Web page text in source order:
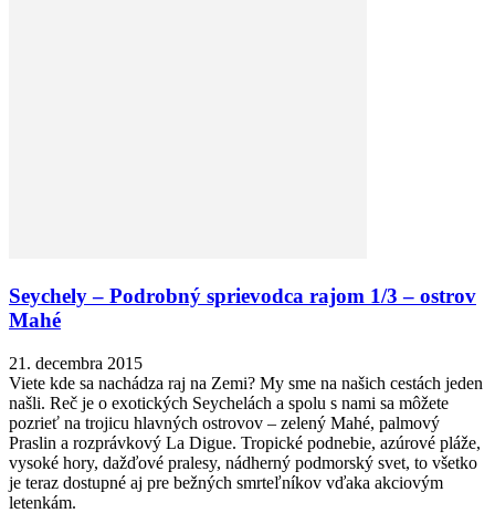
Seychely – Podrobný sprievodca rajom 1/3 – ostrov
Mahé
21. decembra 2015
Viete kde sa nachádza raj na Zemi? My sme na našich cestách jeden
našli. Reč je o exotických Seychelách a spolu s nami sa môžete
pozrieť na trojicu hlavných ostrovov – zelený Mahé, palmový
Praslin a rozprávkový La Digue. Tropické podnebie, azúrové pláže,
vysoké hory, dažďové pralesy, nádherný podmorský svet, to všetko
je teraz dostupné aj pre bežných smrteľníkov vďaka akciovým
letenkám.